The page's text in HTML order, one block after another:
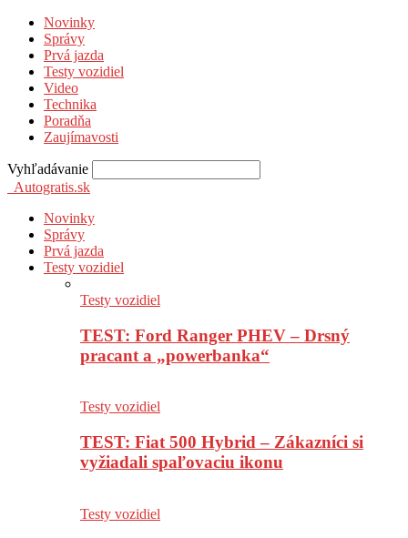
Novinky
Správy
Prvá jazda
Testy vozidiel
Video
Technika
Poradňa
Zaujímavosti
Vyhľadávanie
Autogratis.sk
Novinky
Správy
Prvá jazda
Testy vozidiel
Testy vozidiel
TEST: Ford Ranger PHEV – Drsný
pracant a „powerbanka“
Testy vozidiel
TEST: Fiat 500 Hybrid – Zákazníci si
vyžiadali spaľovaciu ikonu
Testy vozidiel